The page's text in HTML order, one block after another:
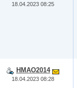
18.04.2023 08:25
HMAO2014
18.04.2023 08:28